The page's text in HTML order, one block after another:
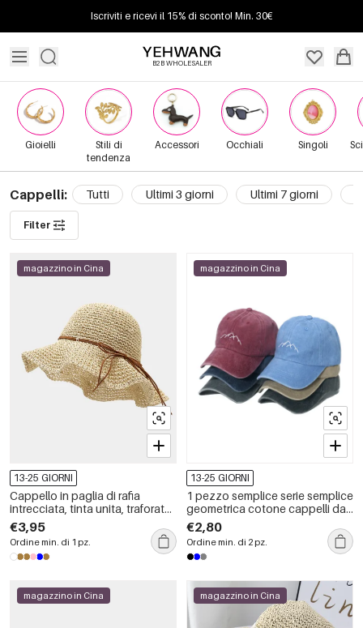
Iscriviti e ricevi il 15% di sconto! Min. 30€
B2B WHOLESALER
Gioielli
Stili di
tendenza
Accessori Occhiali Singoli
Cappelli: Tutti Ultimi 3 giorni Ultimi 7 giorni
Filter
magazzino in Cina
13-25 GIORNI
Cappello in paglia di rafia
intrecciata, tinta unita, traforato,
con fiocco, modello Simple
Series Vacation.
€3,95
Ordine min. di 1 pz.
magazzino in Cina
13-25 GIORNI
1 pezzo semplice serie semplice
geometrica cotone cappelli da
donna
€2,80
Ordine min. di 2 pz.
magazzino in Cina magazzino in Cina